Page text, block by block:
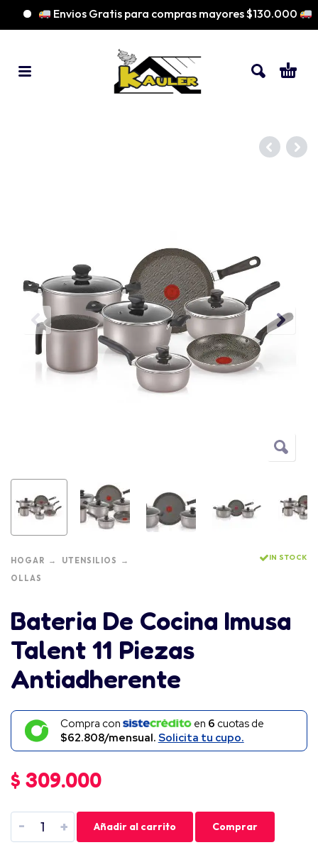
Envios Gratis para compras mayores $130.000
HOGAR
UTENSILIOS
OLLAS
IN STOCK
Bateria De Cocina Imusa
Talent 11 Piezas
Antiadherente
Compra con en 6 cuotas de
$62.808/mensual. Solicita tu cupo.
$ 309.000
- + Añadir al carrito Comprar